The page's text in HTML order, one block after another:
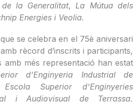
la Generalitat,La Mútua dels
Energies i Veolia.
se celebra en el 75è aniversari
rècord d’inscrits i participants,
amb més representació han estat
d’Enginyeria Industrial de
Escola Superior d’Enginyeries
i Audiovisual de Terrassa.